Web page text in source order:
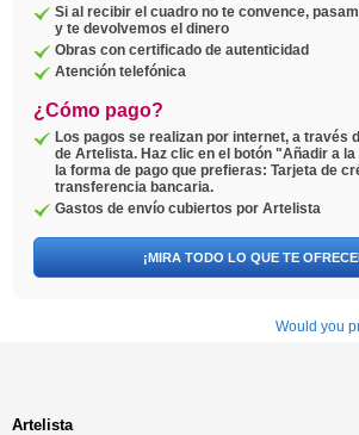
Si al recibir el cuadro no te convence,
y te devolvemos el dinero
Obras con certificado de autenticidad
Atención telefónica
¿Cómo pago?
Los pagos se realizan por internet, a través
de Artelista. Haz clic en el botón "Añadir a
la forma de pago que prefieras: Tarjeta de
transferencia bancaria.
Gastos de envío cubiertos por Artelista
¡MIRA TODO LO QUE TE
Would you
Artelista